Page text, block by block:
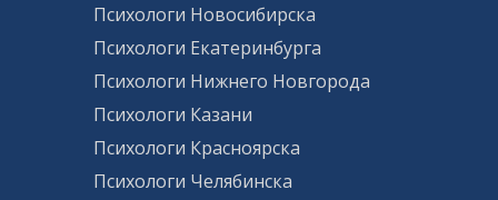
Психологи Новосибирска
Психологи Екатеринбурга
Психологи Нижнего Новгорода
Психологи Казани
Психологи Красноярска
Психологи Челябинска